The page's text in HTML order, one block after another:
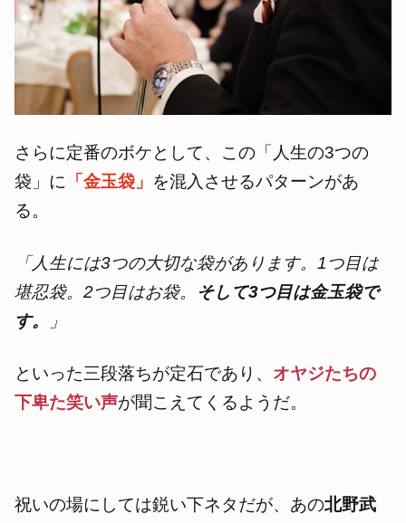
さらに定番のボケとして、この「人生の3つの
袋」に
「金玉袋」 を混入させるパターンがあ
る。
「人生には3つの大切な袋があります。1つ目は
堪忍袋。2つ目はお袋。
そして3つ目は金玉袋で
す。
」
といった三段落ちが定石であり、 オヤジたちの
下卑た笑い声が聞こえてくるようだ。
祝いの場にしては鋭い下ネタだが、 あの北野武